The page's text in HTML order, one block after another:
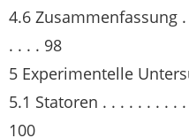
4.6 Zusammenfassung
. . . . 98
5 Experimentelle
5.1 Statoren . . . . . . . . .
100